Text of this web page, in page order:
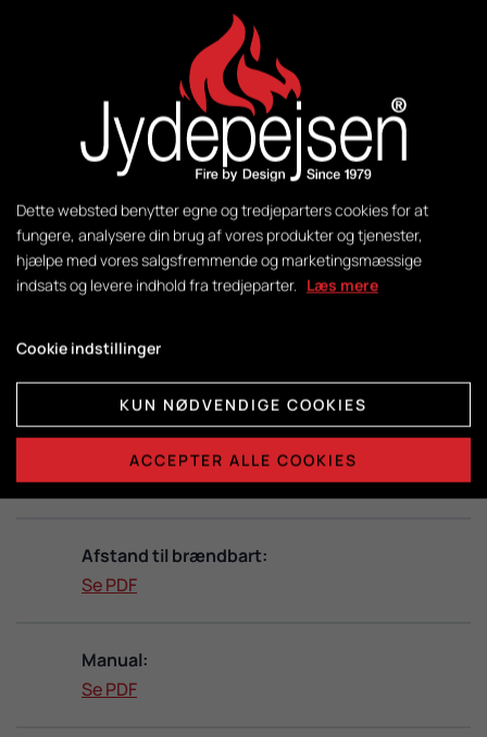
Styring:
DuplicAir®
Brændkammermål:
H415 x B365 x D325
DATABLADE
Teknisk data:
Se PDF
Afstand til brændbart:
Se PDF
Manual:
Se PDF
Dette websted benytter egne og tredjeparters cookies for at
fungere, analysere din brug af vores produkter og tjenester,
hjælpe med vores salgsfremmende og marketingsmæssige
indsats og levere indhold fra tredjeparter. Læs mere
Cookie indstillinger
KUN NØDVENDIGE COOKIES
ACCEPTER ALLE COOKIES